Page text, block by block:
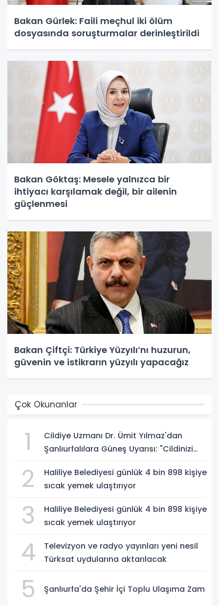
Bakan Gürlek: Faili meçhul iki ölüm
dosyasında soruşturmalar derinleştirildi
Bakan Göktaş: Mesele yalnızca bir
ihtiyacı karşılamak değil, bir ailenin
güçlenmesi
Bakan Çiftçi: Türkiye Yüzyılı’nı huzurun,
güvenin ve istikrarın yüzyılı yapacağız
Çok Okunanlar
1
Cildiye Uzmanı Dr. Ümit Yılmaz'dan
Şanlıurfalılara Güneş Uyarısı: "Cildinizi
2
Haliliye Belediyesi günlük 4 bin 898 kişiye
sıcak yemek ulaştırıyor
3
Haliliye Belediyesi günlük 4 bin 898 kişiye
sıcak yemek ulaştırıyor
4
Televizyon ve radyo yayınları yeni nesil
Türksat uydularına aktarılacak
5 Şanlıurfa'da Şehir İçi Toplu Ulaşıma Zam